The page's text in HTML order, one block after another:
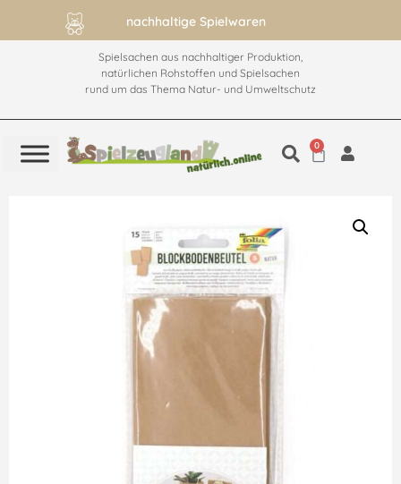
nachhaltige Spielwaren
Spielsachen aus nachhaltiger Produktion,
natürlichen Rohstoffen und Spielsachen
rund um das Thema Natur- und Umweltschutz
0